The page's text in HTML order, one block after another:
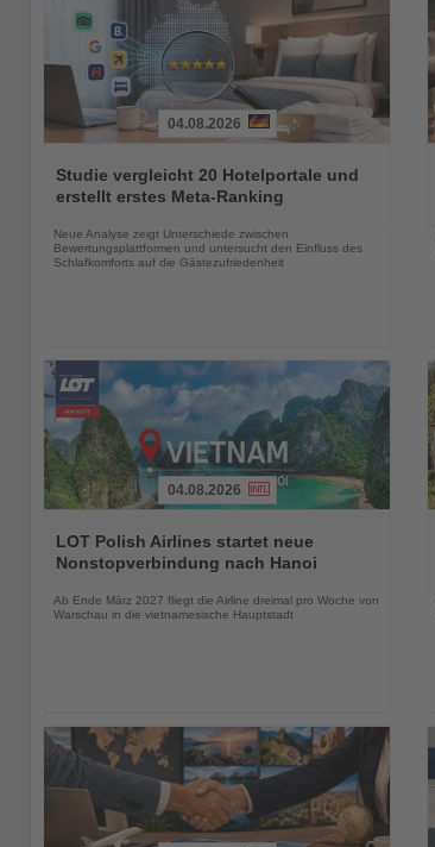
Sie
die
04.08.2026
Studie vergleicht 20 Hotelportale und
erstellt erstes Meta-Ranking
Neue Analyse zeigt Unterschiede zwischen
Bewertungsplattformen und untersucht den Einfluss des
Schlafkomforts auf die Gästezufriedenheit
Sie
die
Nachrichten
04.08.2026
LOT Polish Airlines startet neue
Nonstopverbindung nach Hanoi
Ab Ende März 2027 fliegt die Airline dreimal pro Woche von
Warschau in die vietnamesische Hauptstadt